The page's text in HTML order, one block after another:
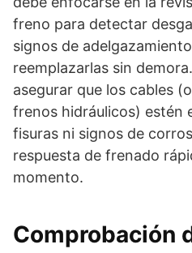
freno para detectar
signos de
reemplazarlas sin
asegurar que los cables
frenos hidráulicos) estén
fisuras ni signos de
respuesta de frenado
momento.
Comprobación